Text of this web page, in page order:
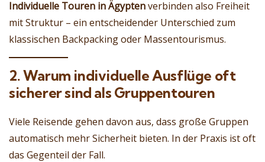
Individuelle Touren in Ägyptenverbinden also Freiheit
mit Struktur – ein entscheidender Unterschied zum
klassischen Backpacking oder Massentourismus.
2. Warum individuelle Ausflüge oft
sicherer sind als Gruppentouren
Viele Reisende gehen davon aus, dass große Gruppen
automatisch mehr Sicherheit bieten. In der Praxis ist oft
das Gegenteil der Fall.